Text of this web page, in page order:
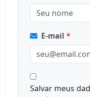
E-mail *
Salvar meus